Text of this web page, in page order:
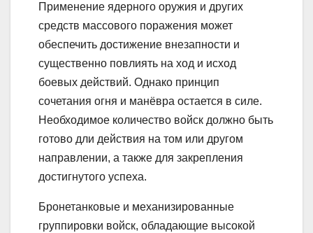
Применение ядерного оружия и других
средств массового поражения может
обеспечить достижение внезапности и
существенно повлиять на ход и исход
боевых действий. Однако принцип
сочетания огня и манёвра остается в силе.
Необходимое количество войск должно быть
готово дли действия на том или другом
направлении, а также для закрепления
достигнутого успеха.
Бронетанковые и механизированные
группировки войск, обладающие высокой